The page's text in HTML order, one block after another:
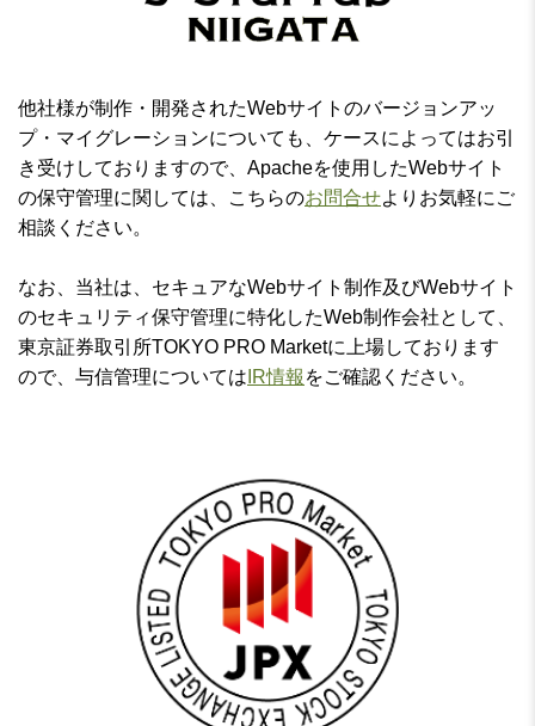
他社様が制作・開発されたWebサイトのバージョンアッ
プ・マイグレーションについても、ケースによってはお引
き受けしておりますので、Apacheを使用したWebサイト
の保守管理に関しては、こちらのお問合せよりお気軽にご
相談ください。
なお、当社は、セキュアなWebサイト制作及びWebサイト
のセキュリティ保守管理に特化したWeb制作会社として、
東京証券取引所TOKYO PRO Marketに上場しております
ので、与信管理については IR情報 をご確認ください。